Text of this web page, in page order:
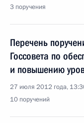
3 поручения
Перечень
Госсовета по
и повышению
27 июля 2012 года,
10 поручений